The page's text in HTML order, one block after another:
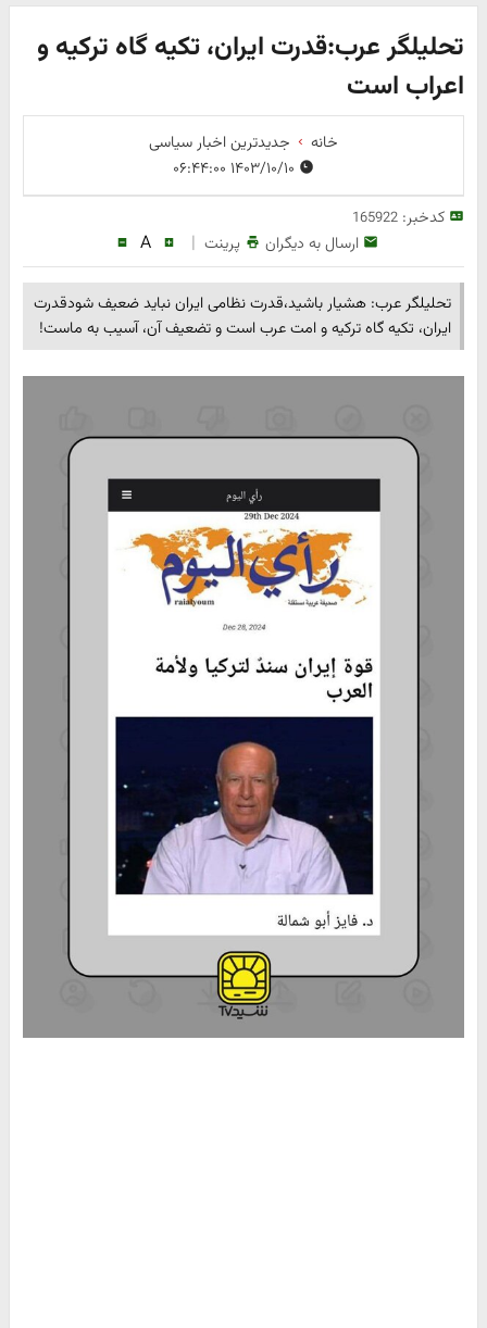
تحلیلگر عرب:قدرت ایران، تکیه گاه ترکیه و
اعراب است
خانه
جدیدترین اخبار سیاسی
کدخبر:165922
ارسال به دیگران پرینت |
A
تحلیلگر عرب: هشیار باشید،قدرت نظامی ایران نباید ضعیف شودقدرت
ایران، تکیه گاه ترکیه و امت عرب است و تضعیف آن، آسیب به ماست!